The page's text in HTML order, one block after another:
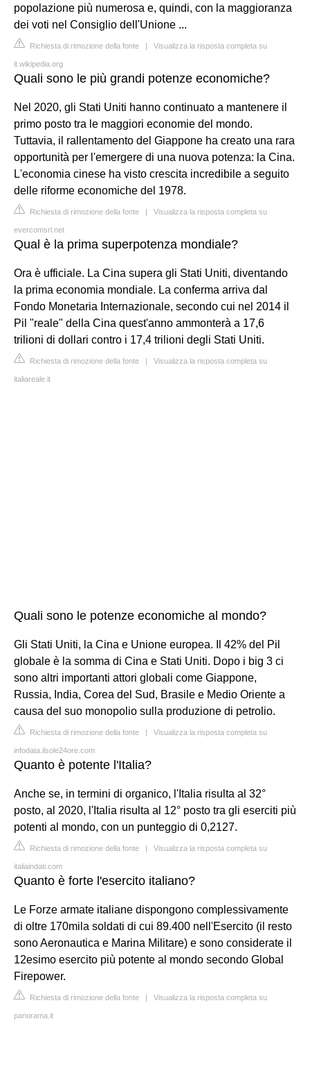
popolazione più numerosa e, quindi, con la maggioranza
dei voti nel Consiglio dell'Unione ...
Richiesta di rimozione della fonte | Visualizza la risposta completa su
it.wikipedia.org
Quali sono le più grandi potenze economiche?
Nel 2020, gli Stati Uniti hanno continuato a mantenere il
primo posto tra le maggiori economie del mondo.
Tuttavia, il rallentamento del Giappone ha creato una rara
opportunità per l'emergere di una nuova potenza: la Cina.
L'economia cinese ha visto crescita incredibile a seguito
delle riforme economiche del 1978.
Richiesta di rimozione della fonte | Visualizza la risposta completa su
evercomsrl.net
Qual è la prima superpotenza mondiale?
Ora è ufficiale. La Cina supera gli Stati Uniti, diventando
la prima economia mondiale. La conferma arriva dal
Fondo Monetaria Internazionale, secondo cui nel 2014 il
Pil "reale" della Cina quest'anno ammonterà a 17,6
trilioni di dollari contro i 17,4 trilioni degli Stati Uniti.
Richiesta di rimozione della fonte | Visualizza la risposta completa su
italiareale.it
Quali sono le potenze economiche al mondo?
Gli Stati Uniti, la Cina e Unione europea. Il 42% del Pil
globale è la somma di Cina e Stati Uniti. Dopo i big 3 ci
sono altri importanti attori globali come Giappone,
Russia, India, Corea del Sud, Brasile e Medio Oriente a
causa del suo monopolio sulla produzione di petrolio.
Richiesta di rimozione della fonte | Visualizza la risposta completa su
infodata.ilsole24ore.com
Quanto è potente l'Italia?
Anche se, in termini di organico, l'Italia risulta al 32°
posto, al 2020, l'Italia risulta al 12° posto tra gli eserciti più
potenti al mondo, con un punteggio di 0,2127.
Richiesta di rimozione della fonte | Visualizza la risposta completa su
italiaindati.com
Quanto è forte l'esercito italiano?
Le Forze armate italiane dispongono complessivamente
di oltre 170mila soldati di cui 89.400 nell'Esercito (il resto
sono Aeronautica e Marina Militare) e sono considerate il
12esimo esercito più potente al mondo secondo Global
Firepower.
Richiesta di rimozione della fonte | Visualizza la risposta completa su
panorama.it